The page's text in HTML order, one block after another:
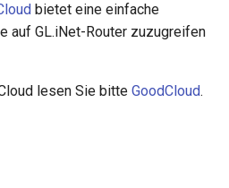
bietet eine einfache
auf GL.iNet-Router zuzugreifen
lesen Sie bitte GoodCloud.